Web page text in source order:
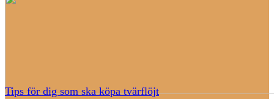
Tips för dig som ska köpa tvärflöjt